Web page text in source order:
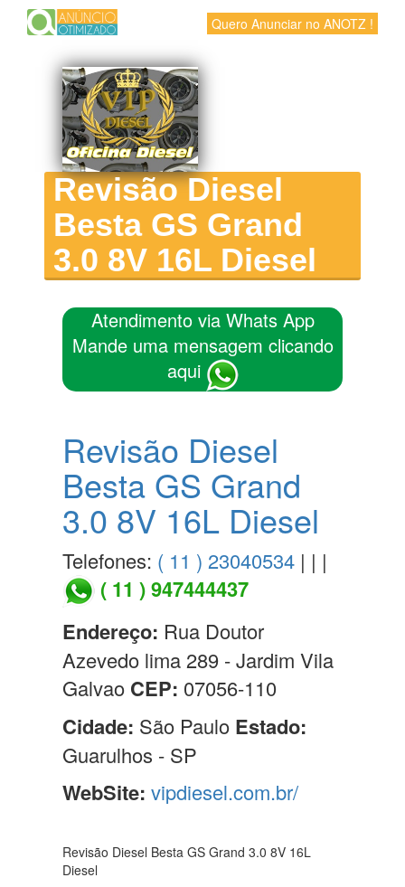
Quero Anunciar no ANOTZ !
Revisão Diesel
Besta GS Grand
3.0 8V 16L Diesel
Atendimento via Whats App
Mande uma mensagem clicando
aqui
Revisão Diesel
Besta GS Grand
3.0 8V 16L Diesel
Telefones: ( 11 ) 23040534 | | |
( 11 ) 947444437
Endereço: Rua Doutor
Azevedo lima 289 - Jardim Vila
Galvao CEP: 07056-110
Cidade: São Paulo Estado:
Guarulhos - SP
WebSite: vipdiesel.com.br/
Revisão Diesel Besta GS Grand 3.0 8V 16L
Diesel